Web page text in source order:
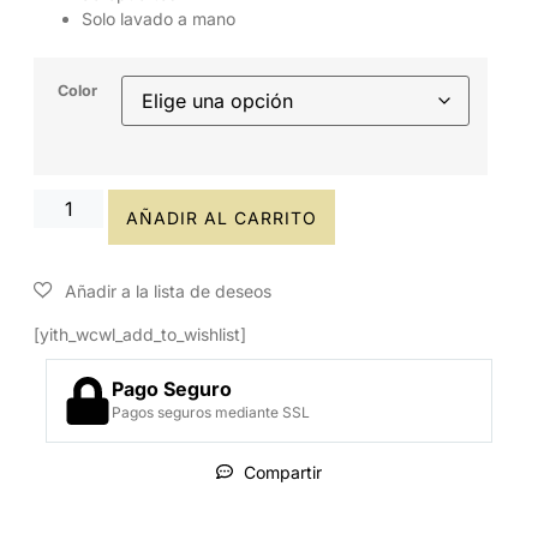
Solo lavado a mano
Color
AÑADIR AL CARRITO
[yith_wcwl_add_to_wishlist]
Pago Seguro
Pagos seguros mediante SSL
Compartir